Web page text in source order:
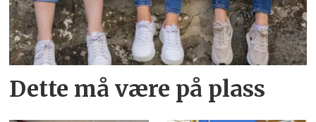
Dette må være på plass